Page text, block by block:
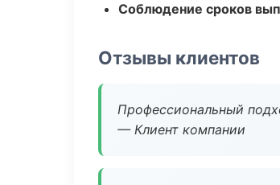
Соблюдение сроков
Отзывы клиентов
Профессиональный
— Клиент компании